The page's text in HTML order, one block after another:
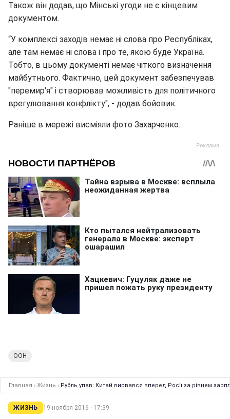
Також він додав, що Мінські угоди не є кінцевим
документом.
“У комплексі заходів немає ні слова про Республіках,
але там немає ні слова і про те, якою буде Україна.
Тобто, в цьому документі немає чіткого визначення
майбутнього. Фактично, цей документ забезпечував
"перемир'я" і створював можливість для політичного
врегулювання конфлікту", - додав бойовик.
Раніше в мережі висміяли фото Захарченко.
ООН
Главная › Жизнь › Рубль упав: Китай вирвався вперед Росії за рівнем
ЖИЗНЬ 19 ноября 2016 · 17:39